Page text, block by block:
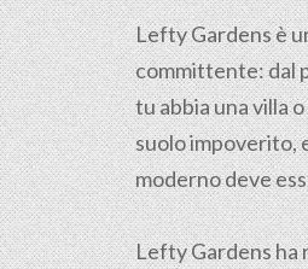
Lefty Gardens è
committente: dal
tu abbia una villa
suolo impoverito,
moderno deve
Lefty Gardens ha